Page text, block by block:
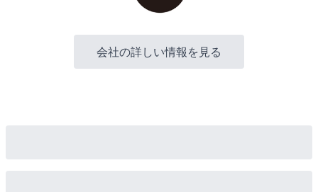
会社の詳しい情報を見る